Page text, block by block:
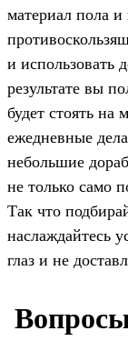
материал пола
и использовать
результате вы
будет стоять на
ежедневные
небольшие
не только само
Так что
наслаждайтесь
глаз и не